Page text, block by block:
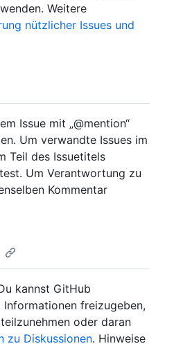
Weitere
nützlicher Issues und
Issue mit „@mention“
Um verwandte Issues im
Teil des Issuetitels
Um Verantwortung zu
Kommentar
kannst GitHub
freizugeben,
oder daran
zu Diskussionen. Hinweise